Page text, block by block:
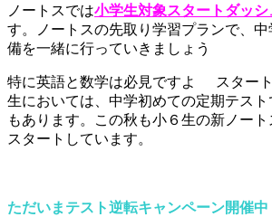
ノートスでは小学生対象スタートダッ
す。ノートスの先取り学習プランで、
備を一緒に行っていきましょう
特に英語と数学は必見ですよ
スター
生においては、中学初めての定期テス
もあります。この秋も小６生の新ノー
スタートしています。
ただいまテスト逆転キャンペーン開催中